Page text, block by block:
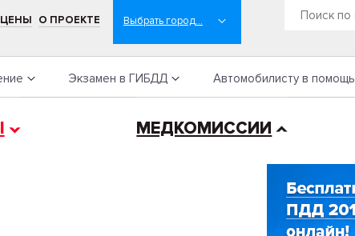
ЦЕНЫ О ПРОЕКТЕ
Экзамен в ГИБДД Автомобилисту в помощь
МЕДКОМИССИИ